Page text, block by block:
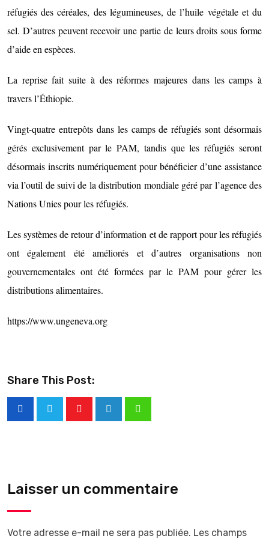
réfugiés des céréales, des légumineuses, de l’huile végétale et du
sel. D’autres peuvent recevoir une partie de leurs droits sous forme
d’aide en espèces.
La reprise fait suite à des réformes majeures dans les camps à
travers l’Éthiopie.
Vingt-quatre entrepôts dans les camps de réfugiés sont désormais
gérés exclusivement par le PAM, tandis que les réfugiés seront
désormais inscrits numériquement pour bénéficier d’une assistance
via l’outil de suivi de la distribution mondiale géré par l’agence des
Nations Unies pour les réfugiés.
Les systèmes de retour d’information et de rapport pour les réfugiés
ont également été améliorés et d’autres organisations non
gouvernementales ont été formées par le PAM pour gérer les
distributions alimentaires.
https://www.ungeneva.org
Share This Post:
Laisser un commentaire
Votre adresse e-mail ne sera pas publiée. Les champs